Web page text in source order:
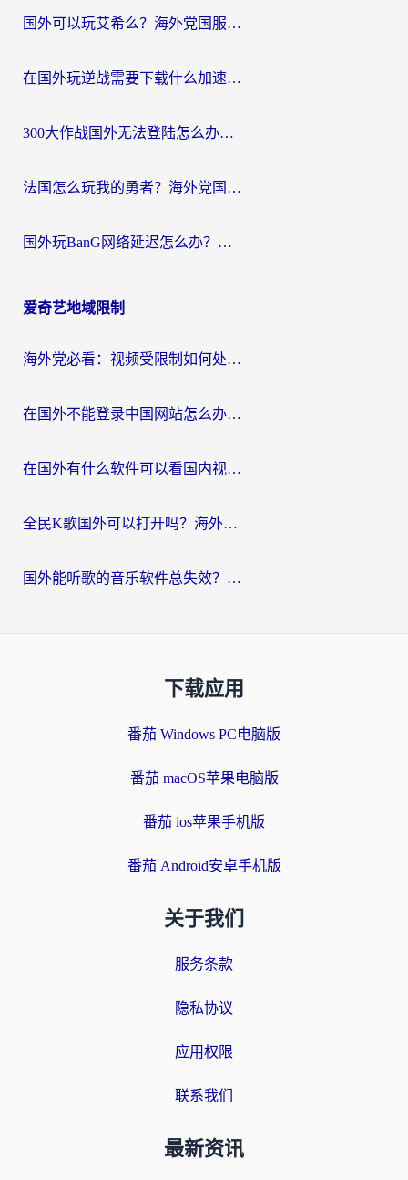
国外可以玩艾希么？海外党国服游戏畅玩终极指南（附加速器选择秘籍）
在国外玩逆战需要下载什么加速器呢？海外党亲测有效的国服游戏加速指南
300大作战国外无法登陆怎么办？海外玩家亲测有效的解决指南
法国怎么玩我的勇者？海外党国服游戏不卡攻略，附3款热门游戏加速实测
国外玩BanG网络延迟怎么办？海外玩家亲测有效的国服游戏加速指南
爱奇艺地域限制
海外党必看：视频受限制如何处理？3步解决国内剧番“看不了”难题
在国外不能登录中国网站怎么办？3步选对回国加速器，无缝刷剧、办业务
在国外有什么软件可以看国内视频？留学生亲测的追剧救星来了
全民K歌国外可以打开吗？海外党听歌听书无限制的实用指南
国外能听歌的音乐软件总失效？这篇教你怎么在海外流畅听网易云
下载应用
番茄 Windows PC电脑版
番茄 macOS苹果电脑版
番茄 ios苹果手机版
番茄 Android安卓手机版
关于我们
服务条款
隐私协议
应用权限
联系我们
最新资讯